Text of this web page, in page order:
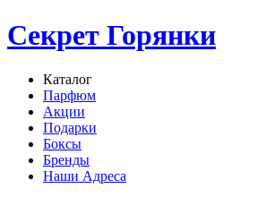
Секрет Горянки
Каталог
Парфюм
Акции
Подарки
Боксы
Бренды
Наши Адреса